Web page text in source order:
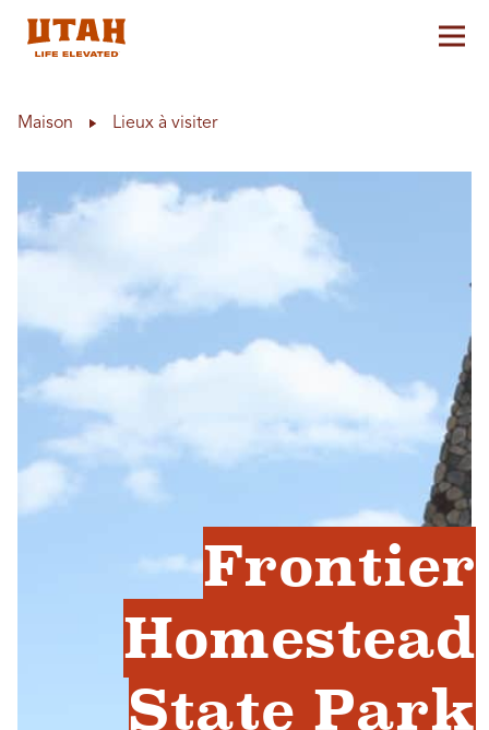
Maison Lieux à visiter
Frontier
Homestead
State Park